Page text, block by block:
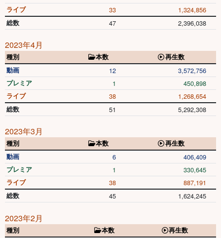
ライブ 33 1,324,856
総数 47 2,396,038
2023年4月
種別 本数
再生数
動画
12 3,572,756
プレミア 1 450,898
ライブ 38 1,268,654
総数 51 5,292,308
2023年3月
種別 本数
再生数
動画
6 406,409
プレミア 1 330,645
ライブ 38 887,191
総数 45 1,624,245
2023年2月
種別 本数
再生数